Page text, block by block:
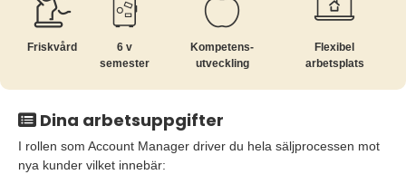
Friskvård
6 v
semester
Kompetens­
utveckling
Flexibel
arbetsplats
Dina arbetsuppgifter
I rollen som Account Manager driver du hela säljprocessen mot
nya kunder vilket innebär: